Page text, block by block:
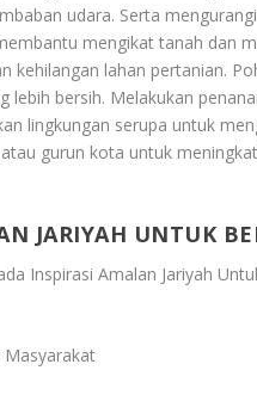
udara. Serta
mengikat tanah dan
kehilangan lahan pertanian.
lebih bersih. Melakukan
lingkungan serupa untuk
gurun kota untuk
JARIYAH UNTUK
Inspirasi Amalan Jariyah
Masyarakat